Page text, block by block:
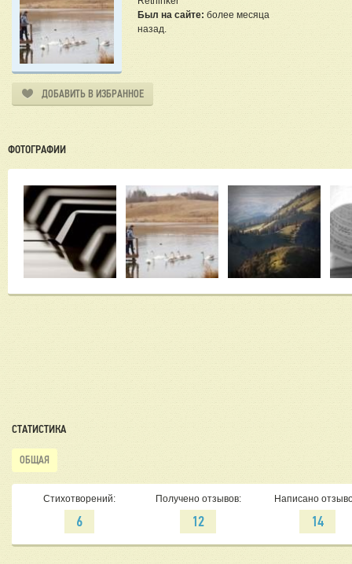
Был на сайте: более месяца
назад.
ДОБАВИТЬ В ИЗБРАННОЕ
ФОТОГРАФИИ
СТАТИСТИКА
ОБЩАЯ
Стихотворений:
6
Получено отзывов:
12
Написано
14